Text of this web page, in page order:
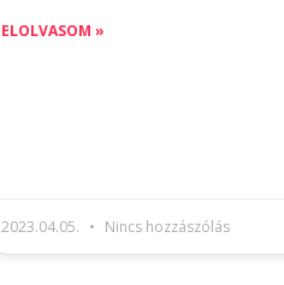
ELOLVASOM »
2023.04.05. Nincs hozzászólás